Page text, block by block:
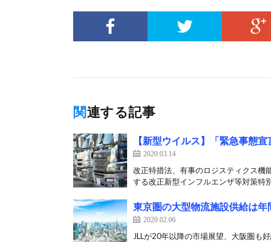
関連する記事
【新型ウイルス】「緊急事態
2020.03.14
改正特措法、有事のロジスティクス機
する改正新型インフルエンザ等対策特
東京圏の大型物流施設供給は
2020.02.06
JLLが20年以降の市場展望、大阪圏も